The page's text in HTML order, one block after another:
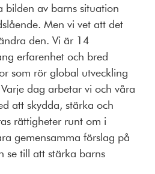
bilden av barns situation
Men vi vet att det
den. Vi är 14
erfarenhet och bred
som rör global utveckling
dag arbetar vi och våra
att skydda, stärka och
rättigheter runt om i
gemensamma förslag på
se till att stärka barns